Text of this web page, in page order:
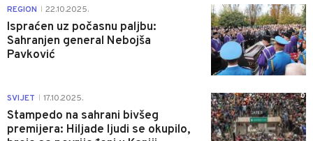
REGION 22.10.2025.
Ispraćen uz počasnu paljbu:
Sahranjen general Nebojša
Pavković
0
SVIJET 17.10.2025.
Stampedo na sahrani bivšeg
premijera: Hiljade ljudi se okupilo,
0